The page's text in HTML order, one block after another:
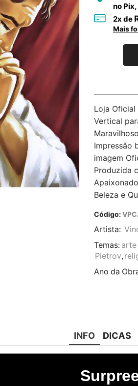
no
2x de
Mais
Loja Oficial
Vertical
Impressão
imagem
Produzida
Beleza e
Código:
Artista:
Temas: arte
Pietrov,
Ano da
INFO DICAS